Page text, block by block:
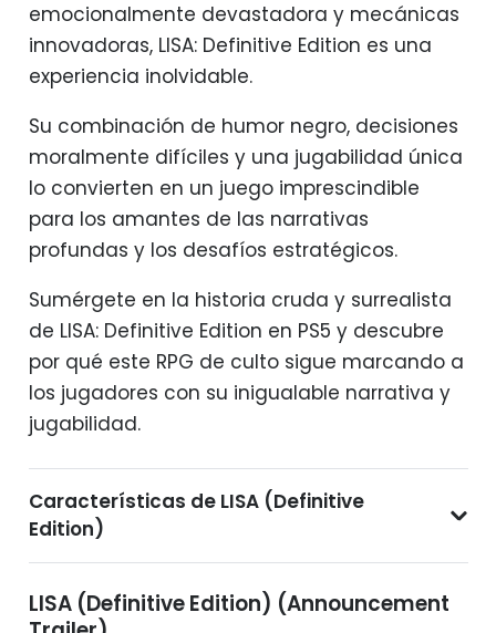
emocionalmente devastadora y mecánicas
innovadoras, LISA: Definitive Edition es una
experiencia inolvidable.
Su combinación de humor negro, decisiones
moralmente difíciles y una jugabilidad única
lo convierten en un juego imprescindible
para los amantes de las narrativas
profundas y los desafíos estratégicos.
Sumérgete en la historia cruda y surrealista
de LISA: Definitive Edition en PS5 y descubre
por qué este RPG de culto sigue marcando a
los jugadores con su inigualable narrativa y
jugabilidad.
Características de LISA (Definitive
Edition)
LISA (Definitive Edition) (Announcement